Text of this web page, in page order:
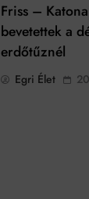
Friss –
bevetettek a
erdőtűznél
Egri Élet